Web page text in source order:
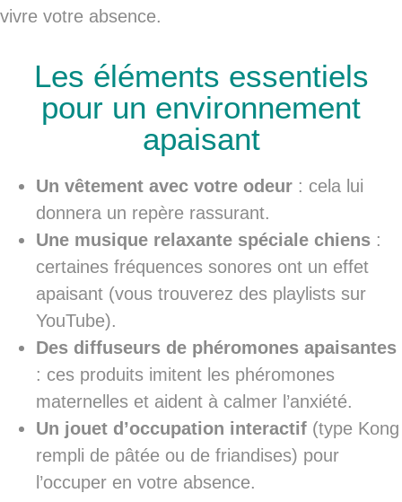
vivre votre absence.
Les éléments essentiels
pour un environnement
apaisant
Un vêtement avec votre odeur : cela lui
donnera un repère rassurant.
Une musique relaxante spéciale chiens :
certaines fréquences sonores ont un effet
apaisant (vous trouverez des playlists sur
YouTube).
Des diffuseurs de phéromones apaisantes
: ces produits imitent les phéromones
maternelles et aident à calmer l’anxiété.
Un jouet d’occupation interactif (type Kong
rempli de pâtée ou de friandises) pour
l’occuper en votre absence.